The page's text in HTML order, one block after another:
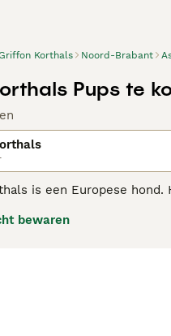
Korthals Noord-Brabant
Pups te
is een Europese
Pointer. Het is een
bewaren